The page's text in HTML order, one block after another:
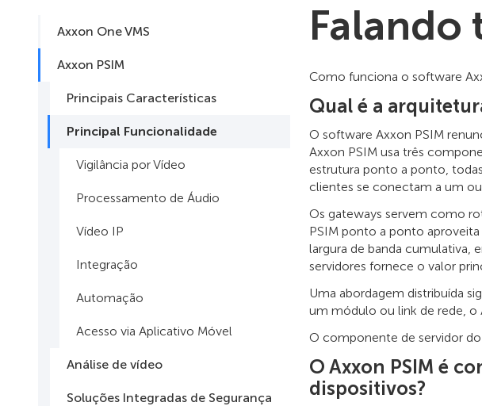
Axxon One VMS
Axxon PSIM
Principais Características
Principal Funcionalidade
Vigilância por Vídeo
Processamento de Áudio
Vídeo IP
Integração
Automação
Acesso via Aplicativo Móvel
Análise de vídeo
Soluções Integradas de Segurança
Falando
Como funciona o software
Qual é a
O software Axxon PSIM
Axxon PSIM usa três
estrutura ponto a ponto,
clientes se conectam a um
Os gateways servem como
PSIM ponto a ponto
largura de banda cumulativa,
servidores fornece o valor
Uma abordagem distribuída
um módulo ou link de rede,
O componente de servidor
O Axxon PSIM é
dispositivos?